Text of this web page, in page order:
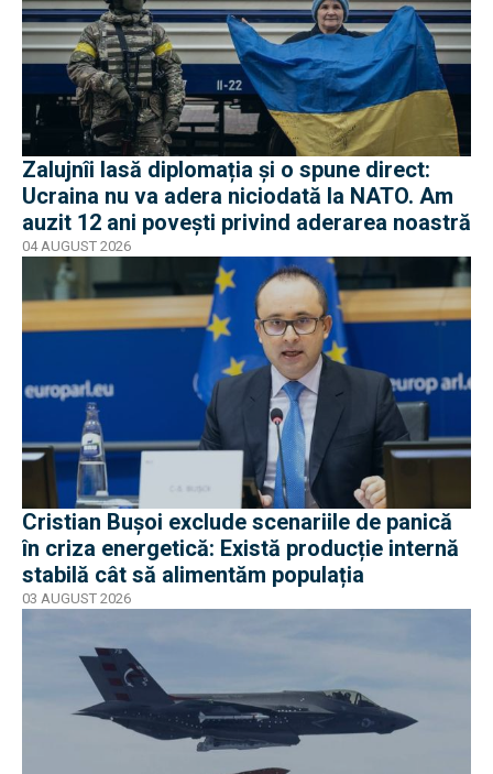
Zalujnîi lasă diplomația și o spune direct:
Ucraina nu va adera niciodată la NATO. Am
auzit 12 ani povești privind aderarea noastră
04 AUGUST 2026
Cristian Bușoi exclude scenariile de panică
în criza energetică: Există producție internă
stabilă cât să alimentăm populația
03 AUGUST 2026